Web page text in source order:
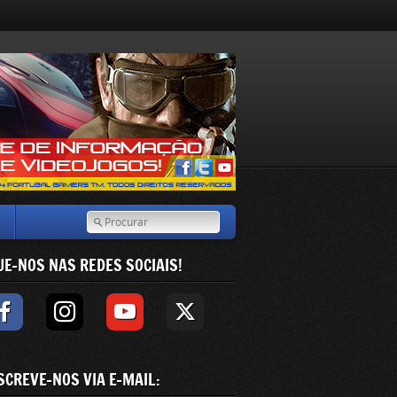
NOS NAS REDES SOCIAIS!
NOS VIA E-MAIL: